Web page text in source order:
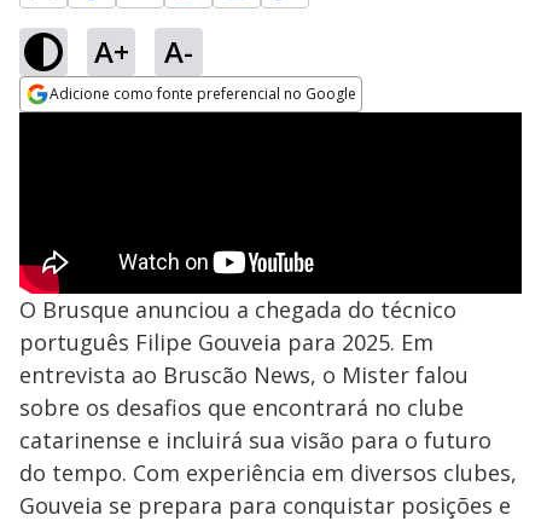
A+ A-
Adicione como fonte preferencial no Google
O Brusque anunciou a chegada do técnico
português Filipe Gouveia para 2025. Em
entrevista ao Bruscão News, o Mister falou
sobre os desafios que encontrará no clube
catarinense e incluirá sua visão para o futuro
do tempo. Com experiência em diversos clubes,
Gouveia se prepara para conquistar posições e